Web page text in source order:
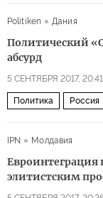
Politiken
Дания
Политический
абсурд
5 СЕНТЯБРЯ 2017, 20:41
Политика Россия
IPN Молдавия
Евроинтеграция
элитистским